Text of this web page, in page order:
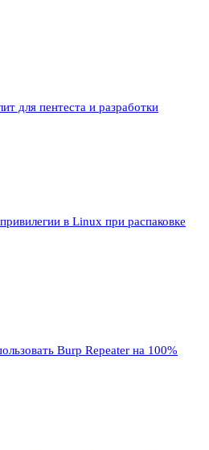
для пентеста и разработки
в Linux при распаковке
Burp Repeater на 100%